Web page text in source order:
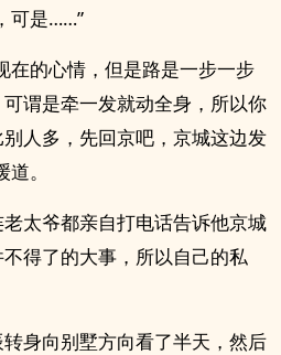
可是……”
在的心情，但是路是一步一步
谓是牵一发就动全身，所以你
人多，先回京吧，京城这边发
。
太爷都亲自打电话告诉他京城
得了的大事，所以自己的私
身向别墅方向看了半天，然后